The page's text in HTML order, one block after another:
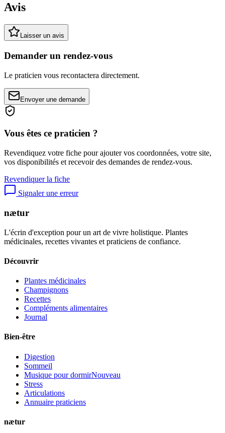
Avis
Laisser un avis
Demander un rendez-vous
Le praticien vous recontactera directement.
Envoyer une demande
Vous êtes ce praticien ?
Revendiquez votre fiche pour ajouter vos coordonnées, votre site,
vos disponibilités et recevoir des demandes de rendez-vous.
Revendiquer la fiche
Signaler une erreur
nætur
L'écrin d'exception pour un art de vivre holistique. Plantes
médicinales, recettes vivantes et praticiens de confiance.
Découvrir
Plantes médicinales
Champignons
Recettes
Compléments alimentaires
Journal
Bien-être
Digestion
Sommeil
Musique pour dormirNouveau
Stress
Articulations
Annuaire praticiens
nætur